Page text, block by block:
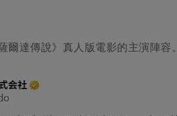
爾達傳說》真人版電影的主演陣容。